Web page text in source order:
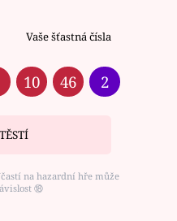
Vaše šťastná čísla
10 46 2
na hazardní hře může
⑱